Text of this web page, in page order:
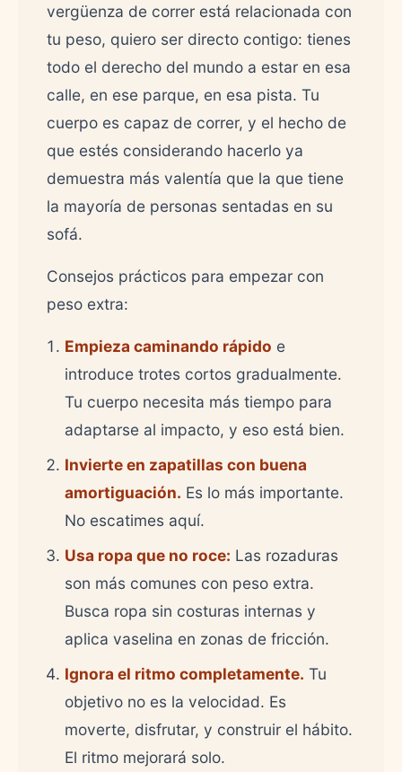
vergüenza de correr está relacionada con
tu peso, quiero ser directo contigo: tienes
todo el derecho del mundo a estar en esa
calle, en ese parque, en esa pista. Tu
cuerpo es capaz de correr, y el hecho de
que estés considerando hacerlo ya
demuestra más valentía que la que tiene
la mayoría de personas sentadas en su
sofá.
Consejos prácticos para empezar con
peso extra:
Empieza caminando rápido e
introduce trotes cortos gradualmente.
Tu cuerpo necesita más tiempo para
adaptarse al impacto, y eso está bien.
Invierte en zapatillas con buena
amortiguación. Es lo más importante.
No escatimes aquí.
Usa ropa que no roce: Las rozaduras
son más comunes con peso extra.
Busca ropa sin costuras internas y
aplica vaselina en zonas de fricción.
Ignora el ritmo completamente. Tu
objetivo no es la velocidad. Es
moverte, disfrutar, y construir el hábito.
El ritmo mejorará solo.